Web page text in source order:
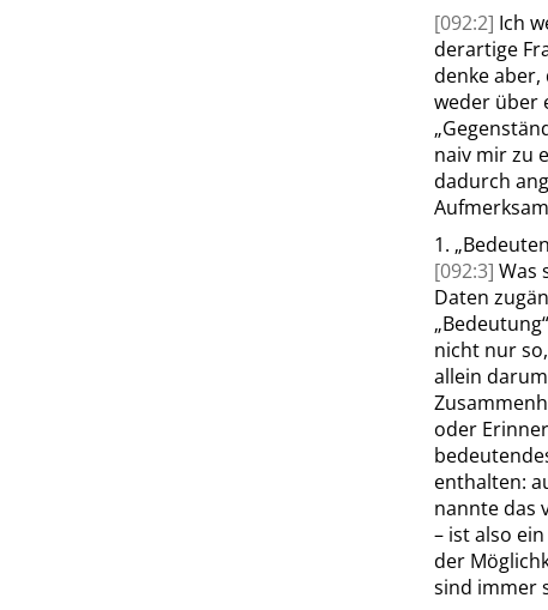
[092:2] Ich
derartige
denke aber,
weder über
„
naiv mir zu
dadurch
1. „
[092:3] Was
Daten
„Bedeutung“
nicht nur
allein
oder
enthalten:
nannte das
– ist also
der
sind immer